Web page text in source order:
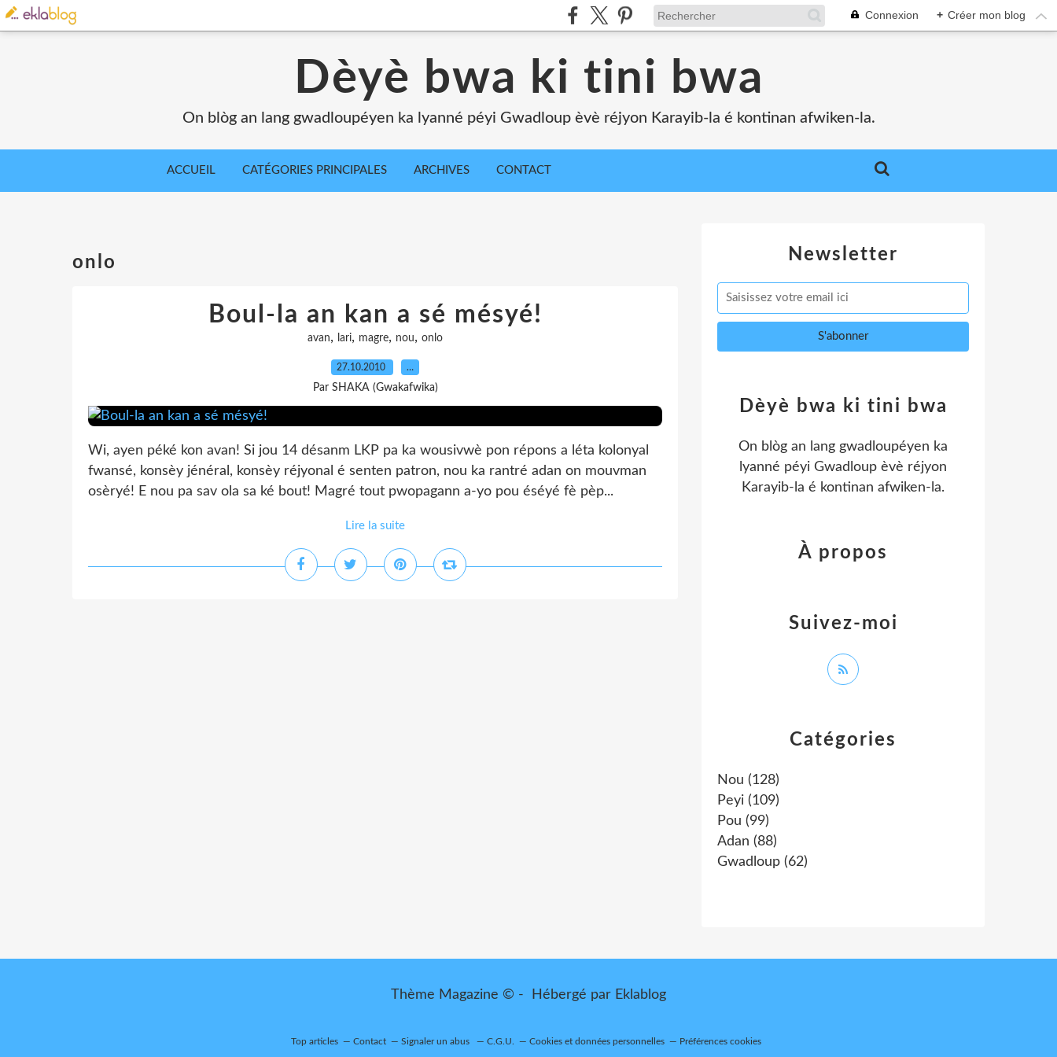
Connexion + Créer mon blog
Dèyè bwa ki tini bwa
On blòg an lang gwadloupéyen ka lyanné péyi Gwadloup èvè réjyon Karayib-la é kontinan afwiken-la.
ACCUEIL CATÉGORIES PRINCIPALES ARCHIVES CONTACT
onlo
Boul-la an kan a sé mésyé!
avan, lari, magre, nou, onlo
27.10.2010 …
Par SHAKA (Gwakafwika)
Wi, ayen péké kon avan! Si jou 14 désanm LKP pa ka wousivwè pon répons a léta kolonyal
fwansé, konsèy jénéral, konsèy réjyonal é senten patron, nou ka rantré adan on mouvman
osèryé! E nou pa sav ola sa ké bout! Magré tout pwopagann a-yo pou éséyé fè pèp...
Lire la suite
Newsletter
Catégories
Nou (128)
Peyi (109)
Pou (99)
Adan (88)
Gwadloup (62)
Dèyè bwa ki tini bwa
On blòg an lang gwadloupéyen ka
lyanné péyi Gwadloup èvè réjyon
Karayib-la é kontinan afwiken-la.
Suivez-moi
À propos
Thème Magazine © - Hébergé par Eklablog
Top articles Contact Signaler un abus C.G.U. Cookies et données personnelles Préférences cookies